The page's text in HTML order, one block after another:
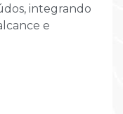
integrando
e